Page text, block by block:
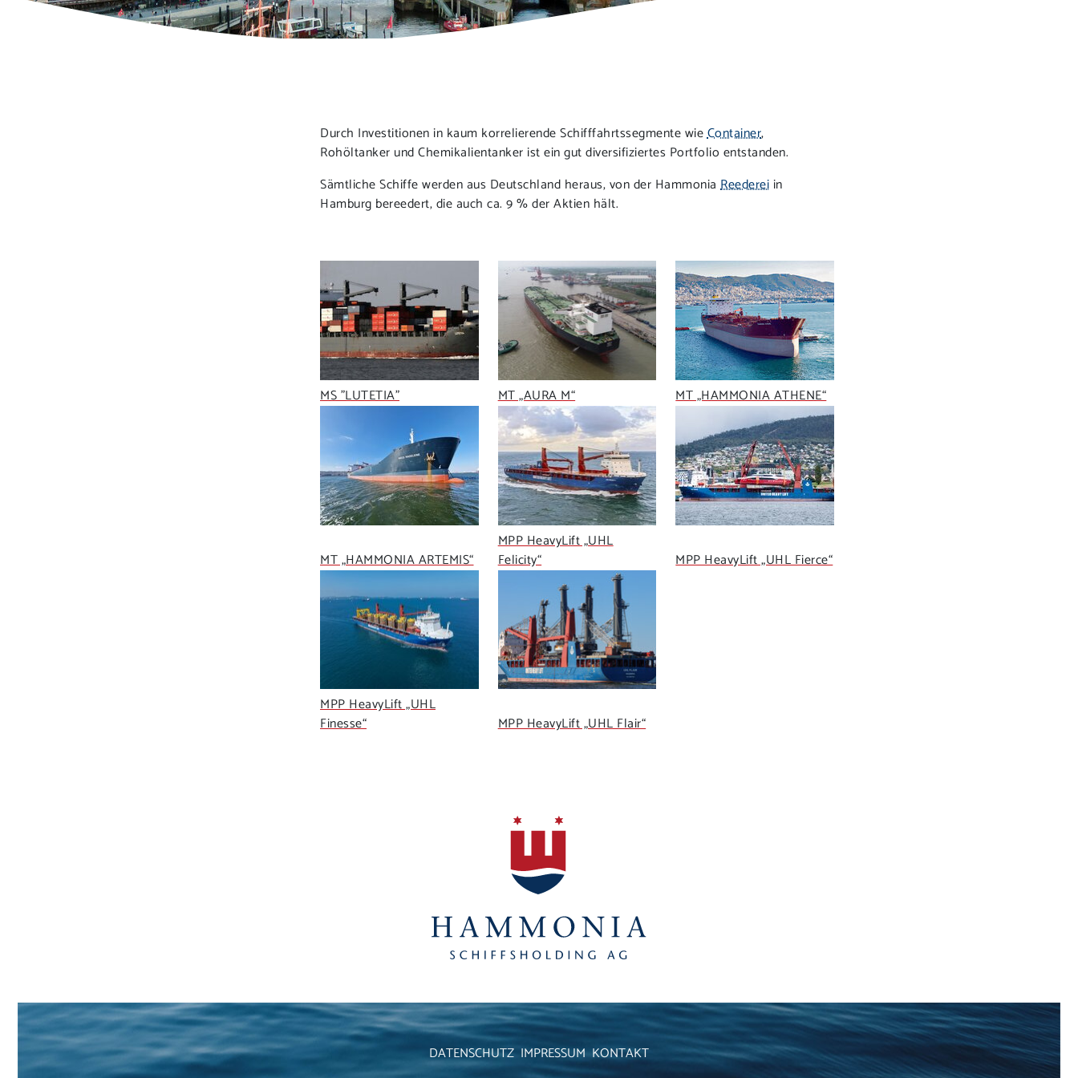
Durch Investitionen in kaum korrelierende Schifffahrtssegmente wieContainer,
Rohöltanker und Chemikalientanker ist ein gut diversifiziertes Portfolio entstanden.
Sämtliche Schiffe werden aus Deutschland heraus, von der Hammonia Reederei in
Hamburg bereedert, die auch ca. 9 % der Aktien hält.
MS "LUTETIA" MT „AURA M“ MT „HAMMONIA ATHENE“
MT „HAMMONIA ARTEMIS“
MPP HeavyLift „UHL
Felicity“
MPP HeavyLift „UHL Fierce“
MPP HeavyLift „UHL
Finesse“
MPP HeavyLift „UHL Flair“
DATENSCHUTZ IMPRESSUM KONTAKT